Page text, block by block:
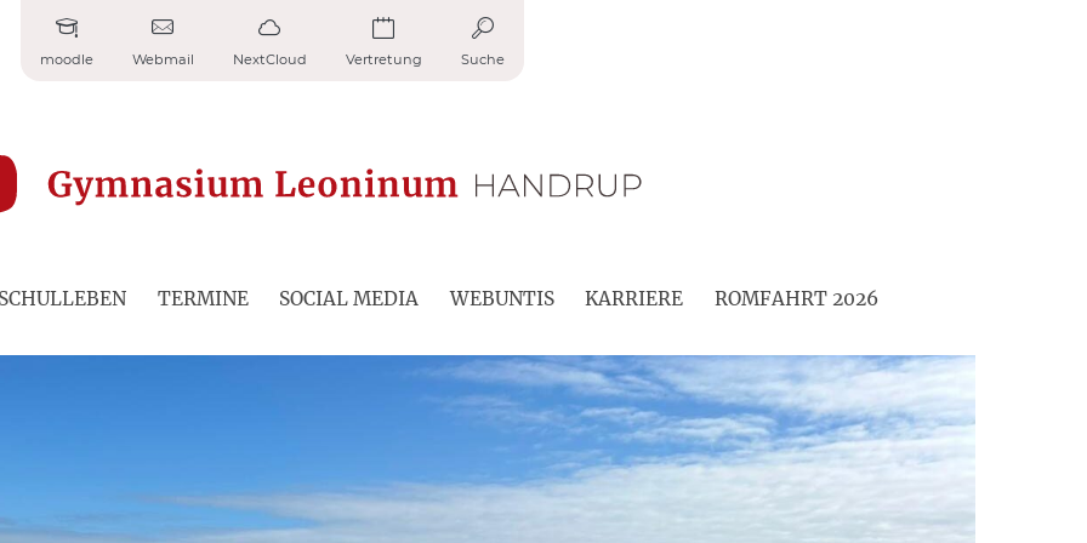
moodle Webmail NextCloud Vertretung Suche
SCHULLEBEN TERMINE SOCIAL MEDIA WEBUNTIS KARRIERE ROMFAHRT 2026